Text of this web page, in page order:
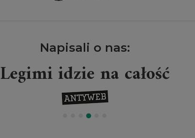
Napisali o nas:
Legimi idzie na całość